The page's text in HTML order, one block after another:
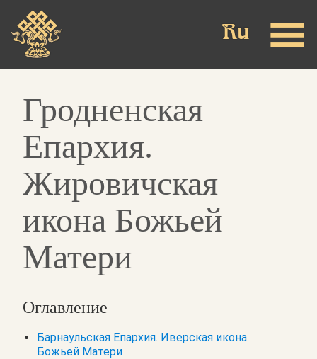
main
content
Гродненская
Епархия.
Жировичская
икона Божьей
Матери
Оглавление
Барнаульская Епархия. Иверская икона
Божьей Матери